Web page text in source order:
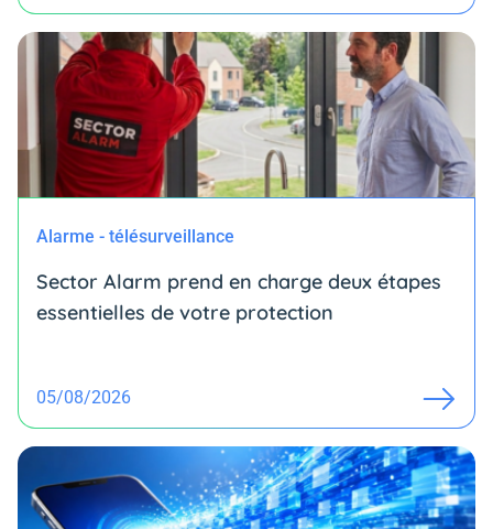
Alarme - télésurveillance
Sector Alarm prend en charge deux étapes
essentielles de votre protection
05/08/2026